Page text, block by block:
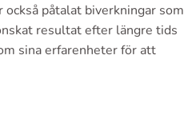
påtalat biverkningar som
resultat efter längre tids
sina erfarenheter för att